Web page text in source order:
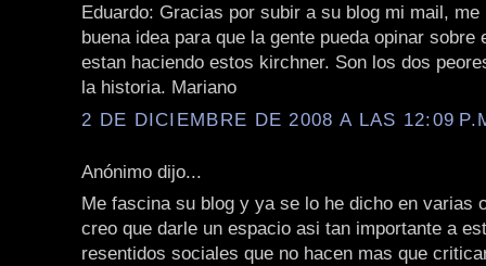
Eduardo: Gracias por subir a su blog mi mail, me
buena idea para que la gente pueda opinar sobre
estan haciendo estos kirchner. Son los dos
la historia. Mariano
2 DE DICIEMBRE DE 2008 A LAS 12:09
Anónimo dijo...
Me fascina su blog y ya se lo he dicho en varias
creo que darle un espacio asi tan importante a
resentidos sociales que no hacen mas que